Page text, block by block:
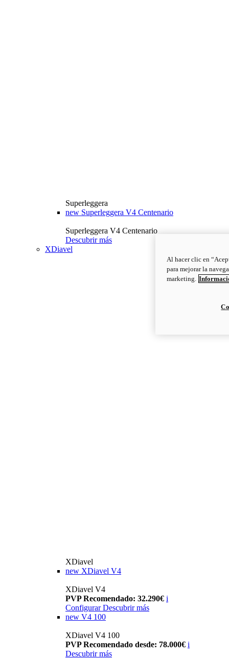
Superleggera
new Superleggera V4 Centenario
Superleggera V4 Centenario
Descubrir más
XDiavel
XDiavel
new XDiavel V4
XDiavel V4
PVP Recomendado: 32.290€ i
Configurar Descubrir más
new V4 100
XDiavel V4 100
PVP Recomendado desde: 78.000€ i
Descubrir más
Al hacer clic en
para mejorar la
marketing.